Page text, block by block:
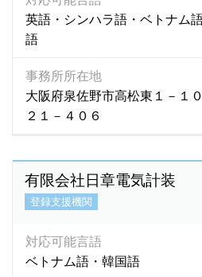
英語・シンハラ語・ベトナム
語
事務所所在地
大阪府泉佐野市高松東１－１
２１－４０６
有限会社日章電気計装
登録支援機関
対応可能言語
ベトナム語・韓国語